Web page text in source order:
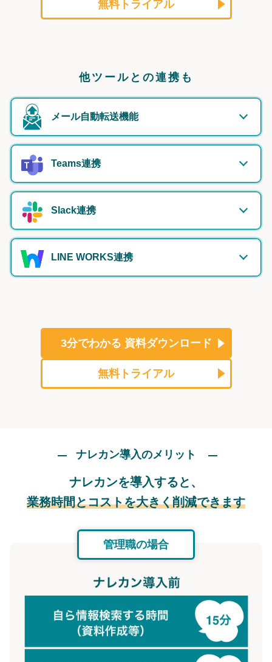
無料トライアル
他ツールとの連携も
メール自動転送機能
Teams連携
Slack連携
LINE WORKS連携
3分でわかる 資料ダウンロード
無料トライアル
ナレカン導入のメリット
ナレカンを導入すると、
業務時間とコストを大きく削減できます
管理職の場合